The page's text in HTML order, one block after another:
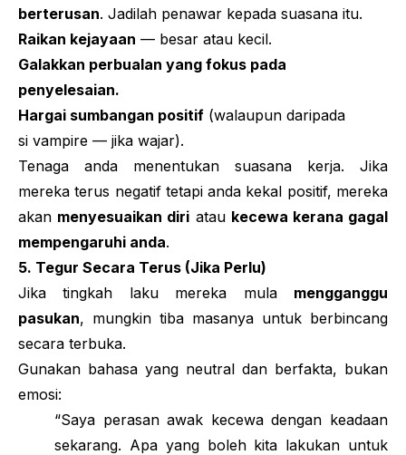
berterusan. Jadilah penawar kepada suasana itu.
Raikan kejayaan — besar atau kecil.
Galakkan perbualan yang fokus pada
penyelesaian.
Hargai sumbangan positif (walaupun daripada
si vampire — jika wajar).
Tenaga anda menentukan suasana kerja. Jika
mereka terus negatif tetapi anda kekal positif, mereka
akan menyesuaikan diri atau kecewa kerana gagal
mempengaruhi anda.
5. Tegur Secara Terus (Jika Perlu)
Jika tingkah laku mereka mula mengganggu
pasukan, mungkin tiba masanya untuk berbincang
secara terbuka.
Gunakan bahasa yang neutral dan berfakta, bukan
emosi:
“Saya perasan awak kecewa dengan keadaan
sekarang. Apa yang boleh kita lakukan untuk